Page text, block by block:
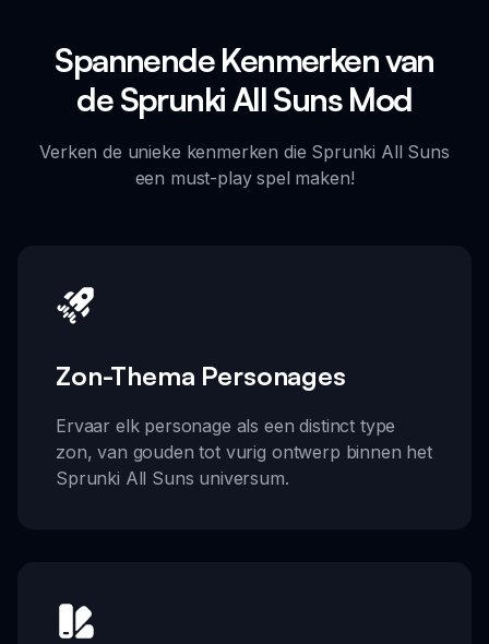
Spannende Kenmerken van
de Sprunki All Suns Mod
Verken de unieke kenmerken die Sprunki All Suns
een must-play spel maken!
Zon-Thema Personages
Ervaar elk personage als een distinct type
zon, van gouden tot vurig ontwerp binnen het
Sprunki All Suns universum.